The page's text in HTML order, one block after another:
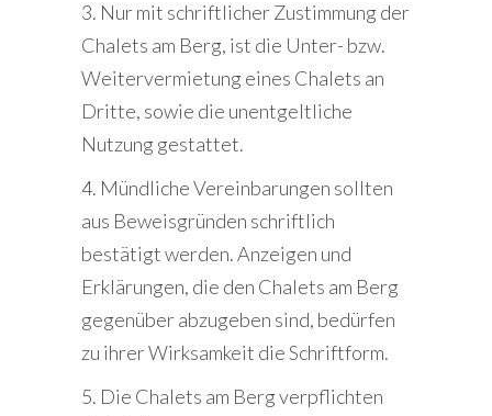
3. Nur mit schriftlicher Zustimmung der
Chalets am Berg, ist die Unter- bzw.
Weitervermietung eines Chalets an
Dritte, sowie die unentgeltliche
Nutzung gestattet.
4. Mündliche Vereinbarungen sollten
aus Beweisgründen schriftlich
bestätigt werden. Anzeigen und
Erklärungen, die den Chalets am Berg
gegenüber abzugeben sind, bedürfen
zu ihrer Wirksamkeit die Schriftform.
5. Die Chalets am Berg verpflichten